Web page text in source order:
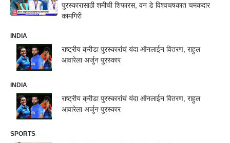
पुरस्कारासाठी शमीची शिफारस, वन डे विश्वचषकात चमकदार
कामगिरी
INDIA
राष्ट्रीय क्रीडा पुरस्कारांचं यंदा ऑनलाईन वितरण, राहुल
आवारेला अर्जुन पुरस्कार
INDIA
राष्ट्रीय क्रीडा पुरस्कारांचं यंदा ऑनलाईन वितरण, राहुल
आवारेला अर्जुन पुरस्कार
SPORTS